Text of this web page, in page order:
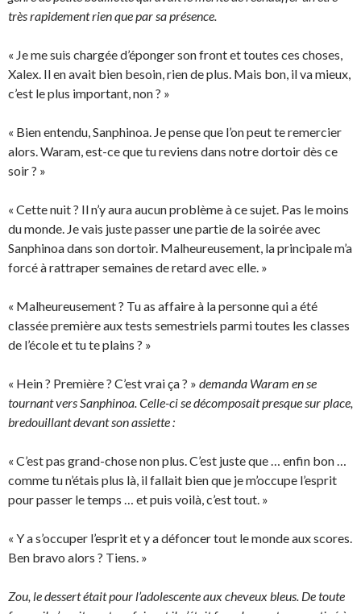
très rapidement rien que par sa présence.
« Je me suis chargée d’éponger son front et toutes ces choses,
Xalex. Il en avait bien besoin, rien de plus. Mais bon, il va mieux,
c’est le plus important, non ? »
« Bien entendu, Sanphinoa. Je pense que l’on peut te remercier
alors. Waram, est-ce que tu reviens dans notre dortoir dès ce
soir ? »
« Cette nuit ? Il n’y aura aucun problème à ce sujet. Pas le moins
du monde. Je vais juste passer une partie de la soirée avec
Sanphinoa dans son dortoir. Malheureusement, la principale m’a
forcé à rattraper semaines de retard avec elle. »
« Malheureusement ? Tu as affaire à la personne qui a été
classée première aux tests semestriels parmi toutes les classes
de l’école et tu te plains ? »
« Hein ? Première ? C’est vrai ça ? » demanda Waram en se
tournant vers Sanphinoa. Celle-ci se décomposait presque sur place,
bredouillant devant son assiette :
« C’est pas grand-chose non plus. C’est juste que … enfin bon …
comme tu n’étais plus là, il fallait bien que je m’occupe l’esprit
pour passer le temps … et puis voilà, c’est tout. »
« Y a s’occuper l’esprit et y a défoncer tout le monde aux scores.
Ben bravo alors ? Tiens. »
Zou, le dessert était pour l’adolescente aux cheveux bleus. De toute